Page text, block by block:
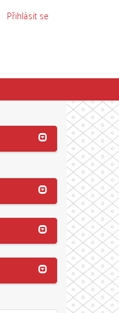
Přihlásit se